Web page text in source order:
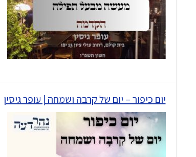
יום כיפור – יום של קרבה ושמחה | עופר גיסין